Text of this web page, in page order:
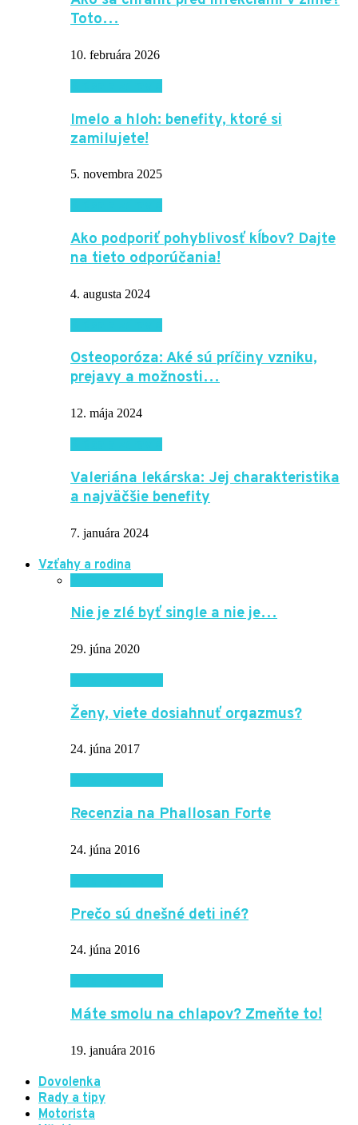
Toto…
10. februára 2026
Imelo a hloh: benefity, ktoré si
zamilujete!
5. novembra 2025
Ako podporiť pohyblivosť kĺbov? Dajte
na tieto odporúčania!
4. augusta 2024
Osteoporóza: Aké sú príčiny vzniku,
prejavy a možnosti…
12. mája 2024
Valeriána lekárska: Jej charakteristika
a najväčšie benefity
7. januára 2024
Vzťahy a rodina
Nie je zlé byť single a nie je…
29. júna 2020
Ženy, viete dosiahnuť orgazmus?
24. júna 2017
Recenzia na Phallosan Forte
24. júna 2016
Prečo sú dnešné deti iné?
24. júna 2016
Máte smolu na chlapov? Zmeňte to!
19. januára 2016
Dovolenka
Rady a tipy
Motorista